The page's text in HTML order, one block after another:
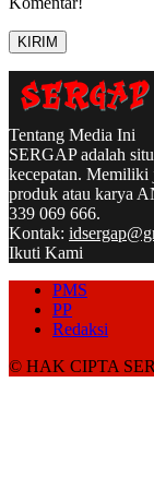
Tentang Media Ini
SERGAP adalah
kecepatan. Memiliki
produk atau karya
339 069 666.
Kontak:
Ikuti Kami
PMS
PP
Redaksi
© HAK CIPTA